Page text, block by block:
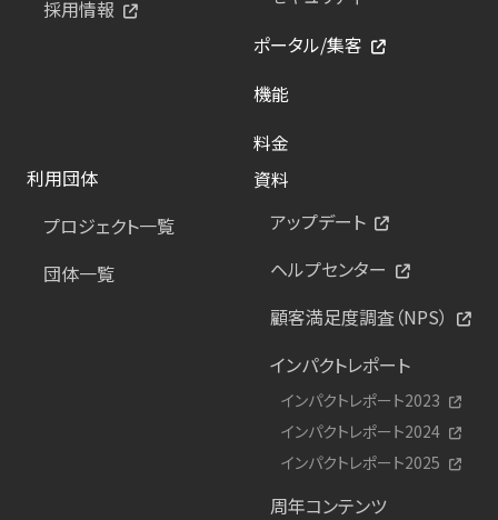
採用情報
ポータル/集客
機能
料金
利用団体
プロジェクト一覧
団体一覧
資料
アップデート
ヘルプセンター
顧客満足度調査（NPS）
インパクトレポート
インパクトレポート2023
インパクトレポート2024
インパクトレポート2025
周年コンテンツ